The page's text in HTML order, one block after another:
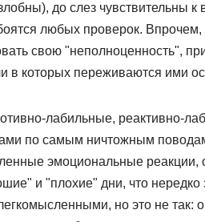
до слез чувствительны
любых проверок.
свою "неполноценность",
в которых переживаются ими
лабильные, реактивно-
по самым ничтожным
эмоциональные реакции,
и "плохие" дни, что нередко
но это не так: